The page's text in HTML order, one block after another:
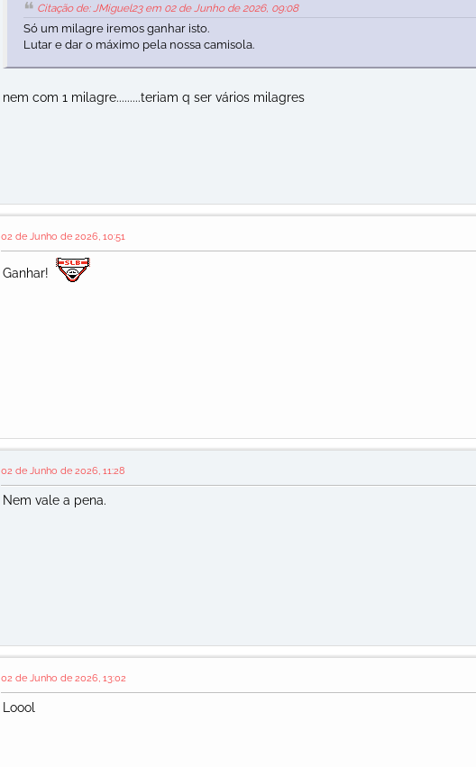
Citação de: JMiguel23 em 02 de Junho de 2026, 09:08
Só um milagre iremos ganhar isto.
Lutar e dar o máximo pela nossa camisola.
nem com 1 milagre.........teriam q ser vários milagres
02 de Junho de 2026, 10:51
Ganhar!
02 de Junho de 2026, 11:28
Nem vale a pena.
02 de Junho de 2026, 13:02
Loool